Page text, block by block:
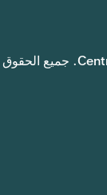
جميع الحقوق محفوظة © 2026 Central Health. جميع الحقوق